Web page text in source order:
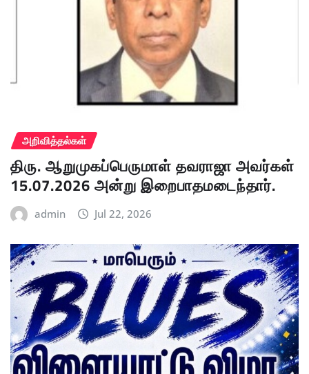
அறிவித்தல்கள்
திரு. ஆறுமுகப்பெருமாள் தவராஜா அவர்கள்
15.07.2026 அன்று இறைபாதமடைந்தார்.
admin Jul 22, 2026